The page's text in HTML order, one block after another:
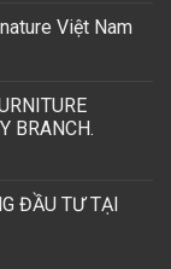
Việt Nam
BRANCH.
ĐẦU TƯ TẠI